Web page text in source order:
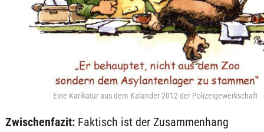
Eine Karikatur aus dem Kalander 2012 der Polizeigewerkschaft
Zwischenfazit:Faktisch ist der Zusammenhang